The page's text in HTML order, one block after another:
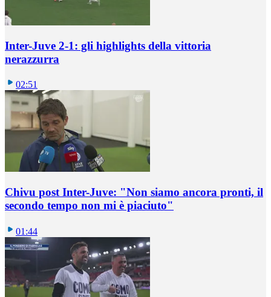
Inter-Juve 2-1: gli highlights della vittoria
nerazzurra
02:51
Chivu post Inter-Juve: "Non siamo ancora pronti, il
secondo tempo non mi è piaciuto"
01:44